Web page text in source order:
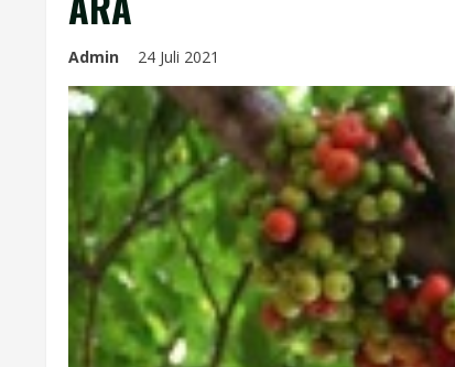
Admin 24 Juli 2021